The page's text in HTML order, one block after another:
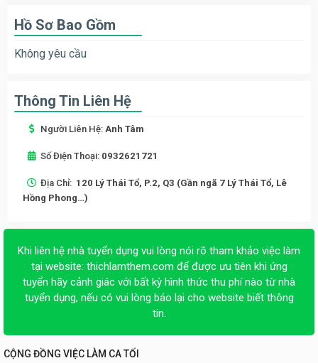
Hồ Sơ Bao Gồm
Không yêu cầu
Thông Tin Liên Hệ
Người Liên Hệ: Anh Tâm
Số Điện Thoại: 0932621721
Địa Chỉ: 120 Lý Thái Tổ, P.2, Q3 (Gần ngã 7 Lý Thái Tổ, Lê
Hồng Phong…)
Khi liên hệ nhà tuyển dụng vui lòng nói rõ tham khảo việc làm
tại website: thichlamthem.com để được ưu tiên khi ứng
tuyển hãy cảnh giác với bất kỳ hình thức thu phí nào từ nhà
tuyển dụng, nếu có vui lòng báo lại cho website biết thông
tin.
CỘNG ĐỒNG VIỆC LÀM CA TỐI